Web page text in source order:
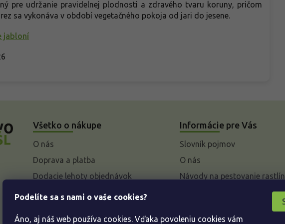
Podelíte sa s nami o vaše cookies?
Áno, aj náš web používa cookies. Vďaka povoleniu cookies vám
pre udržanie pravidelnej plodnosti a zdravého tvaru koruny, pričom
sa vykonáva v období vegetačného pokoja od jari do jesene.
jabloní
Všetko o nákupe
O nás
Doprava a platba
Dodacie lehoty objednávok
Vysvetlivky k parametrom a
baleniu rastlín
Odstúpenie od kúpnej zmluvy
Informácie pre Vás
Slovník pojmov
O nás
Návody na pestovanie rastlín